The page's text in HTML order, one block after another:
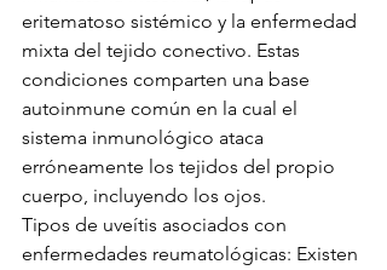
eritematoso sistémico y la enfermedad
mixta del tejido conectivo. Estas
condiciones comparten una base
autoinmune común en la cual el
sistema inmunológico ataca
erróneamente los tejidos del propio
cuerpo, incluyendo los ojos.
Tipos de uveítis asociados con
enfermedades reumatológicas: Existen